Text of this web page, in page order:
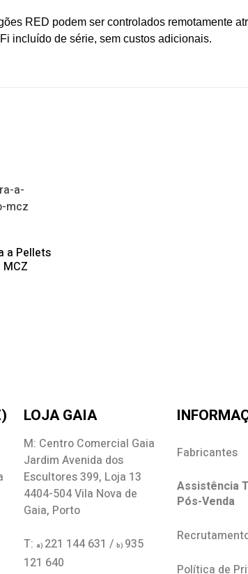
RED podem ser controlados remotamente
incluído de série, sem custos adicionais.
a Pellets
MCZ
LOJA GAIA
M: Centro Comercial Gaia
Jardim Avenida dos
Escultores 399, Loja 13
4404-504 Vila Nova de
Gaia, Porto
T: a) 221 144 631 /b) 935
121 640
Fabricantes
Assistência
Pós-Venda
Política de